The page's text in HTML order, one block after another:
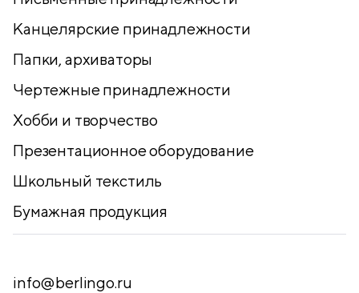
Канцелярские принадлежности
Папки, архиваторы
Чертежные принадлежности
Хобби и творчество
Презентационное оборудование
Школьный текстиль
Бумажная продукция
info@berlingo.ru